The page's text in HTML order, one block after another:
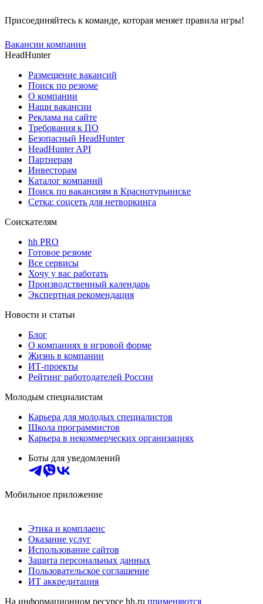
Присоединяйтесь к команде, которая меняет правила игры!
Вакансии компании
HeadHunter
Размещение вакансий
Поиск по резюме
О компании
Наши вакансии
Реклама на сайте
Требования к ПО
Безопасный HeadHunter
HeadHunter API
Партнерам
Инвесторам
Каталог компаний
Поиск по вакансиям в Краснотурьинске
Сетка: соцсеть для нетворкинга
Соискателям
hh PRO
Готовое резюме
Все сервисы
Хочу у вас работать
Производственный календарь
Экспертная рекомендация
Новости и статьи
Блог
О компаниях в игровой форме
Жизнь в компании
ИТ-проекты
Рейтинг работодателей России
Молодым специалистам
Карьера для молодых специалистов
Школа программистов
Карьера в некоммерческих организациях
Боты для уведомлений
Мобильное приложение
Этика и комплаенс
Оказание услуг
Использование сайтов
Защита персональных данных
Пользовательское соглашение
ИТ аккредитация
На информационном ресурсе hh.ru применяются